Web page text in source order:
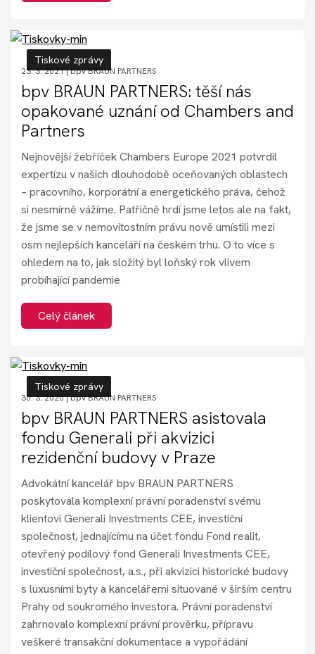
Tiskové zprávy
23. 3. 2021 |bpv BRAUN PARTNERS
bpv BRAUN PARTNERS: těší nás
opakované uznání od Chambers and
Partners
Nejnovější žebříček Chambers Europe 2021 potvrdil
expertízu v našich dlouhodobě oceňovaných oblastech
– pracovního, korporátní a energetického práva, čehož
si nesmírně vážíme. Patřičně hrdí jsme letos ale na fakt,
že jsme se v nemovitostním právu nově umístili mezi
osm nejlepších kanceláří na českém trhu. O to více s
ohledem na to, jak složitý byl loňský rok vlivem
probíhající pandemie
Celý článek
Tiskové zprávy
30. 3. 2020 |bpv BRAUN PARTNERS
bpv BRAUN PARTNERS asistovala
fondu Generali při akvizici
rezidenční budovy v Praze
Advokátní kancelář bpv BRAUN PARTNERS
poskytovala komplexní právní poradenství svému
klientovi Generali Investments CEE, investiční
společnost, jednajícímu na účet fondu Fond realit,
otevřený podílový fond Generali Investments CEE,
investiční společnost, a.s., při akvizici historické budovy
s luxusními byty a kancelářemi situované v širším centru
Prahy od soukromého investora. Právní poradenství
zahrnovalo komplexní právní prověrku, přípravu
veškeré transakční dokumentace a vypořádání